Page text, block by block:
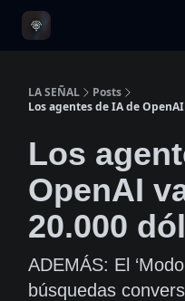
LA SEÑAL
Posts
Los agentes de IA de
Los
OpenAI
20.000
ADEMÁS: El
búsquedas